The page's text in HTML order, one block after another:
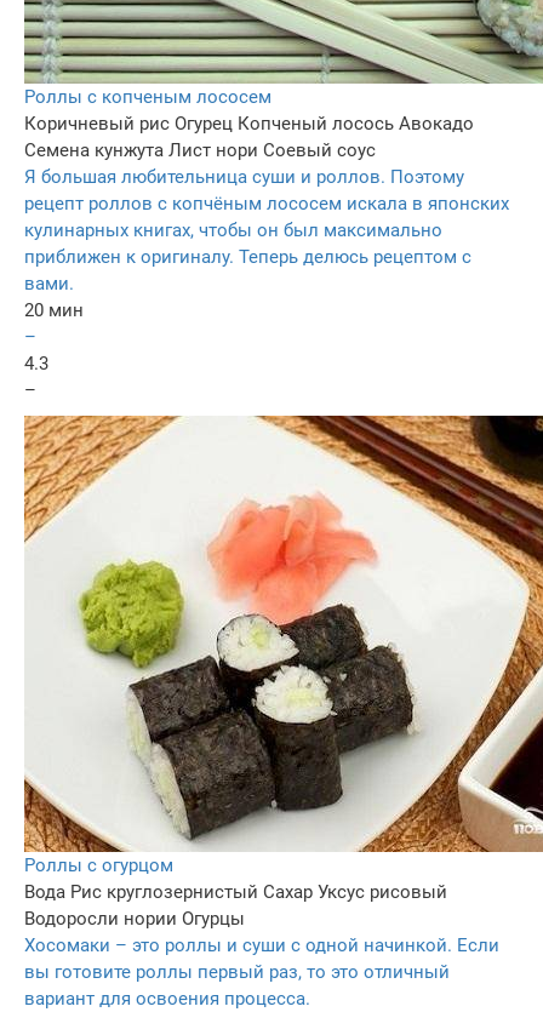
Роллы с копченым лососем
Коричневый рис Огурец Копченый лосось Авокадо
Семена кунжута Лист нори Соевый соус
Я большая любительница суши и роллов. Поэтому
рецепт роллов с копчёным лососем искала в японских
кулинарных книгах, чтобы он был максимально
приближен к оригиналу. Теперь делюсь рецептом с
вами.
20 мин
–
4.3
–
Роллы с огурцом
Вода Рис круглозернистый Сахар Уксус рисовый
Водоросли нории Огурцы
Хосомаки – это роллы и суши с одной начинкой. Если
вы готовите роллы первый раз, то это отличный
вариант для освоения процесса.